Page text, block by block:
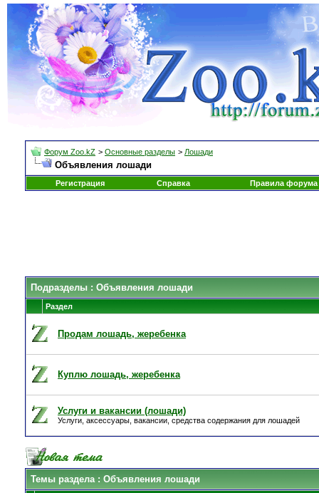
Форум Zoo.kZ > Основные разделы > Лошади
Объявления лошади
Регистрация Справка Правила форума
Подразделы : Объявления лошади
Раздел
Продам лошадь, жеребенка
Куплю лошадь, жеребенка
Услуги и вакансии (лошади)
Услуги, аксессуары, вакансии, средства содержания для лошадей
Темы раздела: Объявления лошади